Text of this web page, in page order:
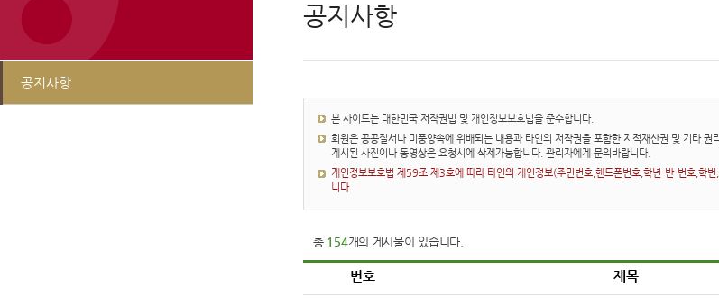
공지사항
공지사항
본 사이트는 대한민국 저작권법 및 개인정보보호법을 준수합니다.
회원은 공공질서나 미풍양속에 위배되는 내용과 타인의 저작권을 포함한 지적재산권 및 기타
게시된 사진이나 동영상은 요청시에 삭제가능합니다. 관리자에게 문의바랍니다.
개인정보보호법 제59조 제3호에 따라 타인의 개인정보(주민번호,핸드폰번호,학년-반-번호,학
니다.
총 154개의 게시물이 있습니다.
번호 제목